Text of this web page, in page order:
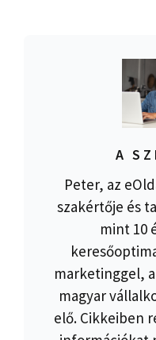
A
Peter, az
szakértője és
mint 10
marketinggel,
magyar
elő. Cikkeiben